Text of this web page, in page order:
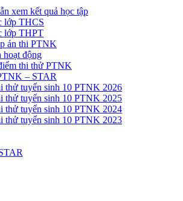
xem kết quả học tập
lớp THCS
lớp THPT
án thi PTNK
hoạt động
thi thử PTNK
– STAR
thử tuyển sinh 10 PTNK 2026
thử tuyển sinh 10 PTNK 2025
thử tuyển sinh 10 PTNK 2024
thử tuyển sinh 10 PTNK 2023